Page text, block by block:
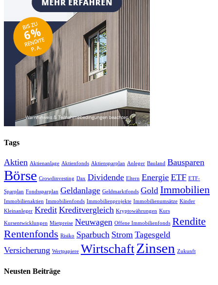
Tags
Aktien Aktienanlage Aktienfonds Aktiensparplan Anleger Bauland Bausparen
Börse Crowdinvesting Dax Dividende Eltern Energie ETF ETF-
Sparplan Fondssparplan Geldanlage Geldmarktfonds Gold Immobilien
Immobilienaktien Immobilienfonds Immobilienprojekte Immobilienumsätze Kinder
Kleinanleger Kredit Kreditvergleich Kryptowährungen Kurs
Kursentwicklungen Mietpreise Neuwagen Offene Immobilienfonds Rendite
Rentenfonds Risiko Sparbuch Strom Tagesgeld
Versicherung Wertpapiere WirtschaftZinsen Zukunft
Neusten Beiträge